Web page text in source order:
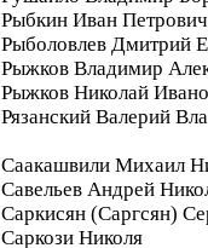
Рыбкин Иван Петрович
Рыболовлев Дмитрий
Рыжков Владимир
Рыжков Николай
Рязанский Валерий
Саакашвили Михаил
Савельев Андрей
Саркисян (Саргсян)
Саркози Николя